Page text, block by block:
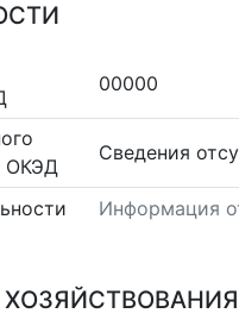
00000
ОКЭД
Cведения
Информация
ХОЗЯЙСТВОВАНИЯ